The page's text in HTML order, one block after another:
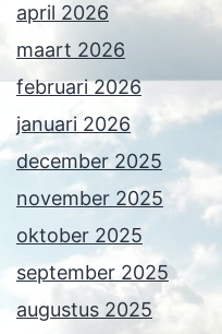
april 2026
maart 2026
februari 2026
januari 2026
december 2025
november 2025
oktober 2025
september 2025
augustus 2025